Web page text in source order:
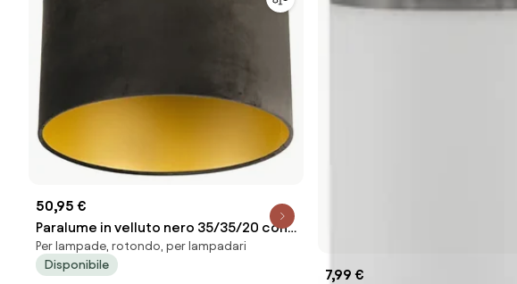
50,95 €
Paralume in velluto nero 35/35/20 con
interno dorato
Per lampade, rotondo, per lampadari
Disponibile
7,99 €